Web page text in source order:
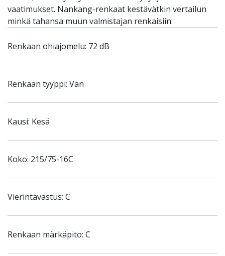
vaatimukset. Nankang-renkaat kestävätkin vertailun
minkä tahansa muun valmistajan renkaisiin.
Renkaan ohiajomelu: 72 dB
Renkaan tyyppi: Van
Kausi: Kesä
Koko: 215/75-16C
Vierintävastus: C
Renkaan märkäpito: C